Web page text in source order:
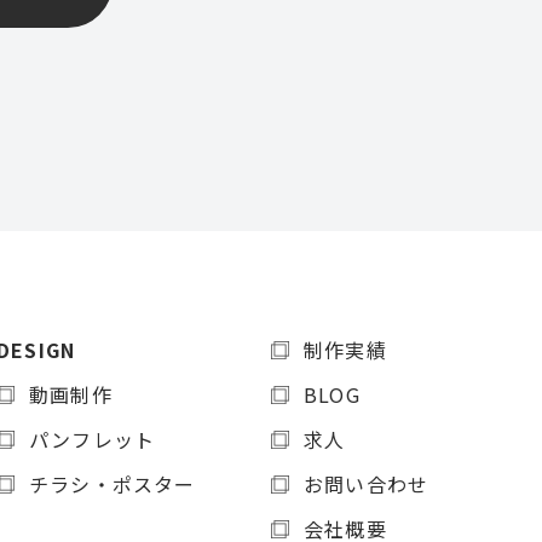
動画制作
パンフレット
チラシ・ポスター
制作実績
BLOG
求人
お問い合わせ
会社概要